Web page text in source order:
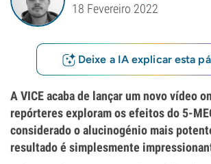
18 Fevereiro 2022
Deixe a IA explicar esta
A VICE acaba de lançar um novo vídeo
repórteres exploram os efeitos do 5-
considerado o alucinogénio mais
resultado é simplesmente